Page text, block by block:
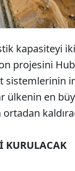
kapasiteyi
projesini
sistemlerinin
ülkenin en
KURULACAK